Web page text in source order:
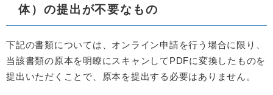
体）の提出が不要なもの
下記の書類については、オンライン申請を行う場合に限り、
当該書類の原本を明瞭にスキャンしてPDFに変換したものを
提出いただくことで、原本を提出する必要はありません。